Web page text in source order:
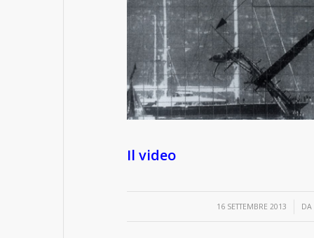
Il video
16 SETTEMBRE 2013
/ DA